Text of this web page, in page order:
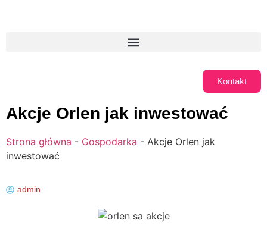
Kontakt
Akcje Orlen jak inwestować
Strona główna - Gospodarka - Akcje Orlen jak
inwestować
admin